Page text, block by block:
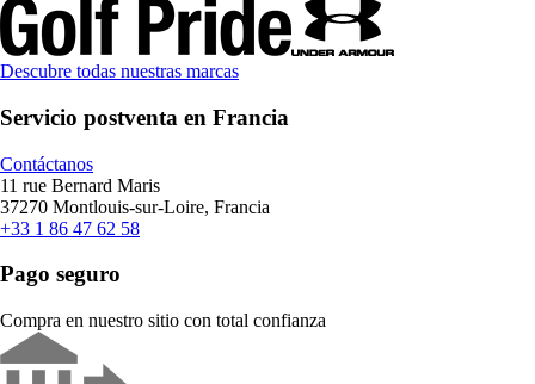
Descubre todas nuestras marcas
Servicio postventa en Francia
Contáctanos
11 rue Bernard Maris
37270 Montlouis-sur-Loire, Francia
+33 1 86 47 62 58
Pago seguro
Compra en nuestro sitio con total confianza